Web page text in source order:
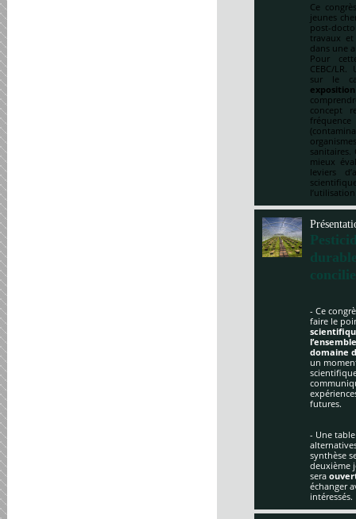
Ce
jeunes
post-
travaux
dans une
Pour
CEBC/
sur le
concept
sanitaires.
mieux
leviers
- Ce
faire le
domaine
un
futures.
- Une
synthèse
deuxième
sera
échanger
intéressés.